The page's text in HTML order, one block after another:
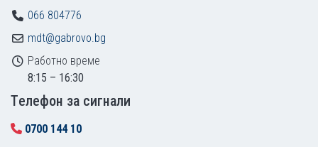
066 804776
mdt@gabrovo.bg
Работно време
8:15 – 16:30
Tелефон за сигнали
0700 144 10